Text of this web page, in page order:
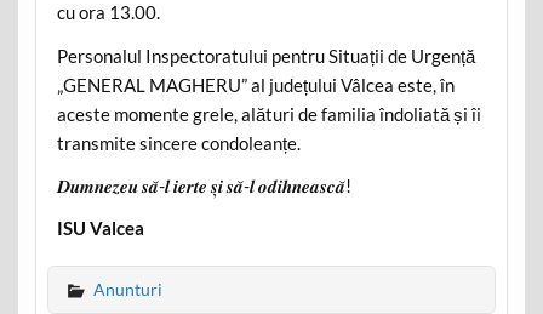
cu ora 13.00.
Personalul Inspectoratului pentru Situații de Urgență
„GENERAL MAGHERU” al județului Vâlcea este, în
aceste momente grele, alături de familia îndoliată și îi
transmite sincere condoleanțe.
𝑫𝒖𝒎𝒏𝒆𝒛𝒆𝒖 𝒔𝒂̆-𝒍 𝒊𝒆𝒓𝒕𝒆 𝒔̦𝒊 𝒔𝒂̆-𝒍 𝒐𝒅𝒊𝒉𝒏𝒆𝒂𝒔𝒄𝒂̆!
ISU Valcea
Anunturi